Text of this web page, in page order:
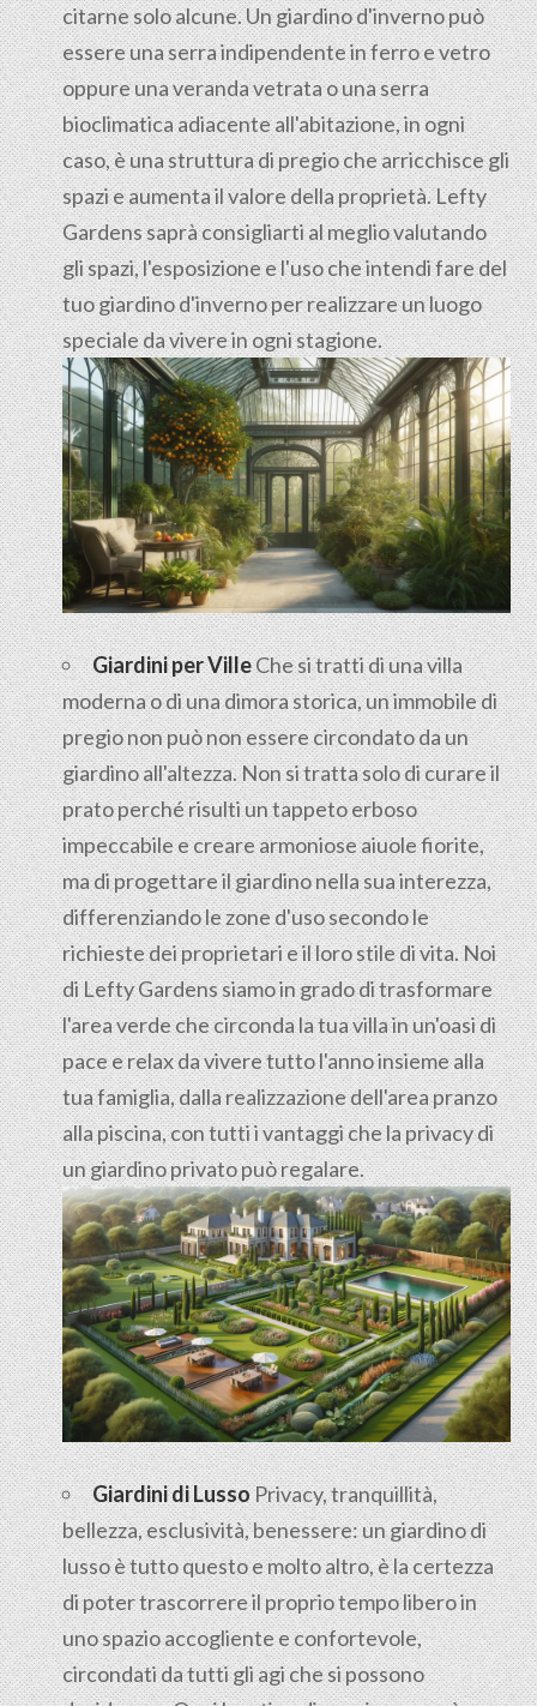
citarne solo alcune. Un giardino d'inverno può
essere una serra indipendente in ferro e vetro
oppure una veranda vetrata o una serra
bioclimatica adiacente all'abitazione, in ogni
caso, è una struttura di pregio che arricchisce gli
spazi e aumenta il valore della proprietà. Lefty
Gardens saprà consigliarti al meglio valutando
gli spazi, l'esposizione e l'uso che intendi fare del
tuo giardino d'inverno per realizzare un luogo
speciale da vivere in ogni stagione.
Giardini per VilleChe si tratti di una villa
moderna o di una dimora storica, un immobile di
pregio non può non essere circondato da un
giardino all'altezza. Non si tratta solo di curare il
prato perché risulti un tappeto erboso
impeccabile e creare armoniose aiuole fiorite,
ma di progettare il giardino nella sua interezza,
differenziando le zone d'uso secondo le
richieste dei proprietari e il loro stile di vita. Noi
di Lefty Gardens siamo in grado di trasformare
l'area verde che circonda la tua villa in un'oasi di
pace e relax da vivere tutto l'anno insieme alla
tua famiglia, dalla realizzazione dell'area pranzo
alla piscina, con tutti i vantaggi che la privacy di
un giardino privato può regalare.
Giardini di LussoPrivacy, tranquillità,
bellezza, esclusività, benessere: un giardino di
lusso è tutto questo e molto altro, è la certezza
di poter trascorrere il proprio tempo libero in
uno spazio accogliente e confortevole,
circondati da tutti gli agi che si possono